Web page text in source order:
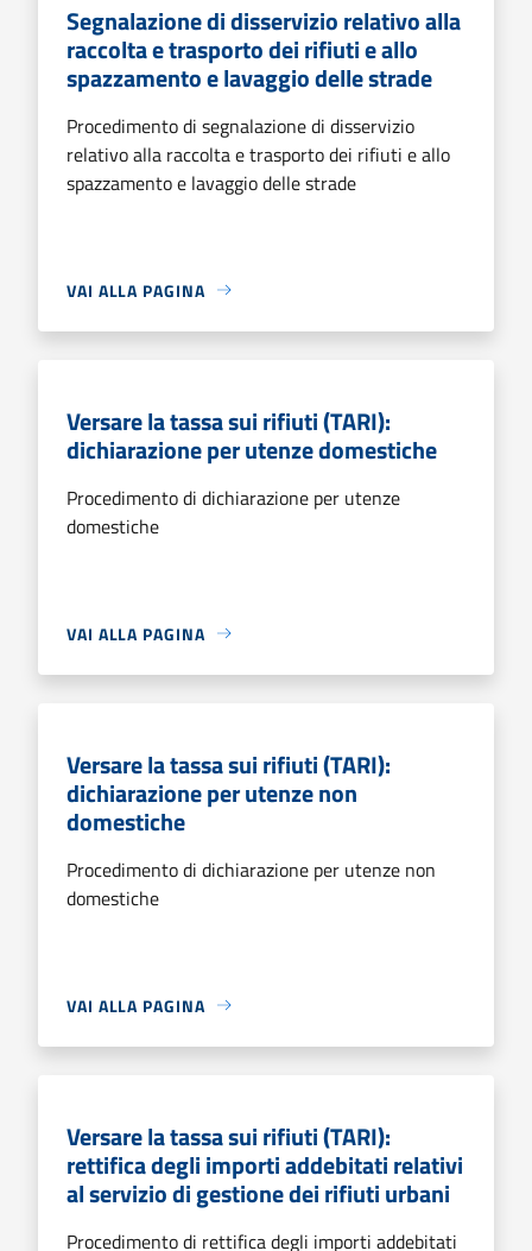
Segnalazione di disservizio relativo alla
raccolta e trasporto dei rifiuti e allo
spazzamento e lavaggio delle strade
Procedimento di segnalazione di disservizio
relativo alla raccolta e trasporto dei rifiuti e allo
spazzamento e lavaggio delle strade
VAI ALLA PAGINA
Versare la tassa sui rifiuti (TARI):
dichiarazione per utenze domestiche
Procedimento di dichiarazione per utenze
domestiche
VAI ALLA PAGINA
Versare la tassa sui rifiuti (TARI):
dichiarazione per utenze non
domestiche
Procedimento di dichiarazione per utenze non
domestiche
VAI ALLA PAGINA
Versare la tassa sui rifiuti (TARI):
rettifica degli importi addebitati relativi
al servizio di gestione dei rifiuti urbani
Procedimento di rettifica degli importi addebitati